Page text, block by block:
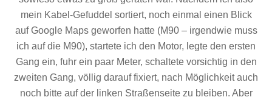
mein Kabel-Gefuddel sortiert, noch einmal einen Blick
auf Google Maps geworfen hatte (M90 – irgendwie muss
ich auf die M90), startete ich den Motor, legte den ersten
Gang ein, fuhr ein paar Meter, schaltete vorsichtig in den
zweiten Gang, völlig darauf fixiert, nach Möglichkeit auch
noch bitte auf der linken Straßenseite zu bleiben. Aber